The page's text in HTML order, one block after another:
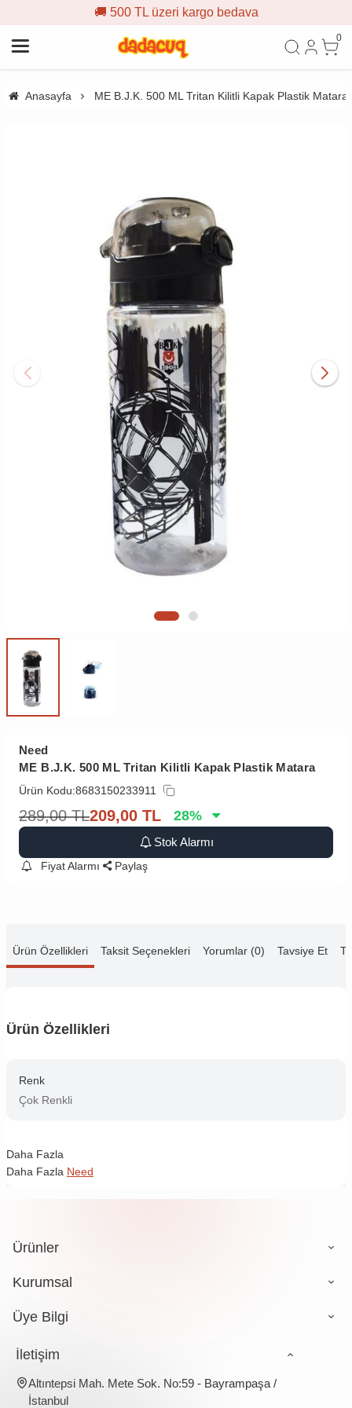
🚚 500 TL üzeri kargo bedava
0
Anasayfa ME B.J.K. 500 ML Tritan Kilitli Kapak Plastik Matara
Need
ME B.J.K. 500 ML Tritan Kilitli Kapak Plastik Matara
Ürün Kodu:8683150233911
289,00 TL209,00 TL 28%
Stok Alarmı
Fiyat Alarmı Paylaş
Ürün Özellikleri Taksit Seçenekleri Yorumlar (0) Tavsiye Et
Ürün Özellikleri
Renk
Çok Renkli
Daha Fazla
Daha Fazla Need
Ürünler
Kurumsal
Üye Bilgi
İletişim
Altıntepsi Mah. Mete Sok. No:59 - Bayrampaşa /
İstanbul